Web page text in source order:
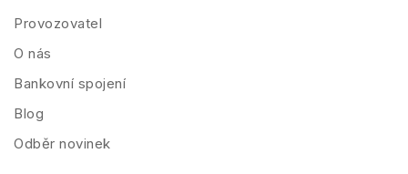
Provozovatel
O nás
Bankovní spojení
Blog
Odběr novinek